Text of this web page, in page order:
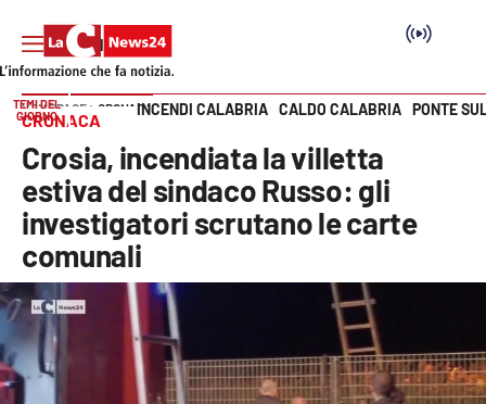
SEZIONI
Cronaca
Politica
Attualità
Economia e lavoro
Vai
TEMI DEL
GIORNO
INCENDI CALABRIA CALDO CALABRIA PONTE
HOME PAGE CRONACA
CRONACA
Crosia, incendiata la villetta
estiva del sindaco Russo: gli
investigatori scrutano le carte
comunali